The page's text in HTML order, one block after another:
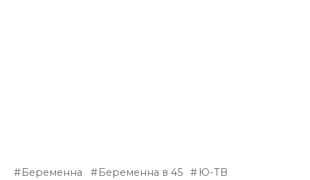
Беременна Беременна в 45 Ю-ТВ